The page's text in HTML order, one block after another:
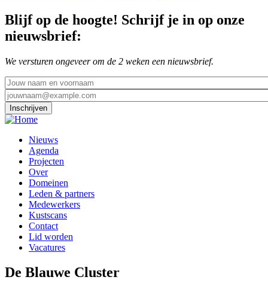
Blijf op de hoogte! Schrijf je in op onze
nieuwsbrief:
We versturen ongeveer om de 2 weken een nieuwsbrief.
E-
mail
Footer
menu
Nieuws
Agenda
Projecten
Over
Domeinen
Leden & partners
Medewerkers
Kustscans
Contact
Lid worden
Vacatures
De Blauwe Cluster